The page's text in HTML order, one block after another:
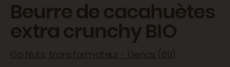
Beurre de cacahuètes
extra crunchy BIO
Go Nuts, transformateur - Genas (69)